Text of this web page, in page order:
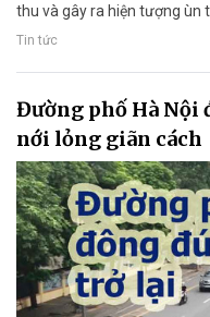
thu và gây ra hiện tượng ùn
Tin tức
Đường phố Hà Nội
nới lỏng giãn cách